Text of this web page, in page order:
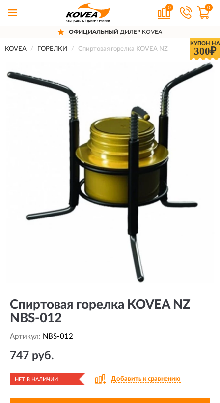
0 0
ОФИЦИАЛЬНЫЙ ДИЛЕР KOVEA
КУПОН НА
300₽
KOVEA ГОРЕЛКИ Спиртовая горелка KOVEA NZ
Спиртовая горелка KOVEA NZ
NBS-012
Артикул: NBS-012
747 руб.
НЕТ В НАЛИЧИИ Добавить к сравнению